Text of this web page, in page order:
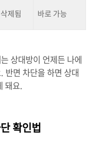
삭제됨 바로 가능
상대방이 언제든 나에
반면 차단을 하면 상대
돼요.
확인법